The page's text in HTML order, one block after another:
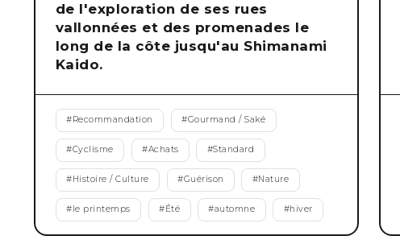
de l'exploration de ses rues
vallonnées et des promenades le
long de la côte jusqu'au Shimanami
Kaido.
#Recommandation #Gourmand / Saké
#Cyclisme #Achats #Standard
#Histoire / Culture #Guérison #Nature
# le printemps #Été #automne #hiver